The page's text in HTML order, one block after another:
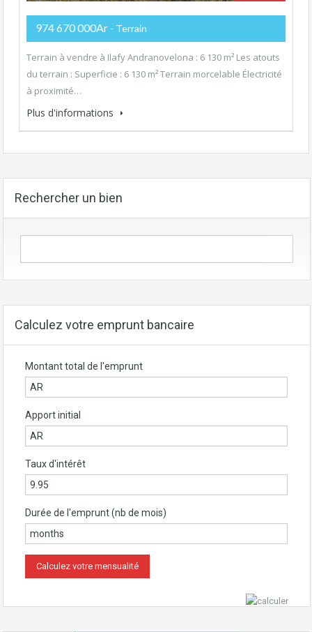
974 670 000Ar - Terrain
Terrain à vendre à Ilafy Andranovelona : 6 130 m² Les atouts
du terrain : Superficie : 6 130 m² Terrain morcelable Électricité
à proximité…
Plus d'informations
Rechercher un bien
Calculez votre emprunt bancaire
Montant total de l'emprunt
Apport initial
Taux d'intérêt
Durée de l'emprunt (nb de mois)